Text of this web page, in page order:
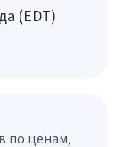
(EDT)
по ценам,